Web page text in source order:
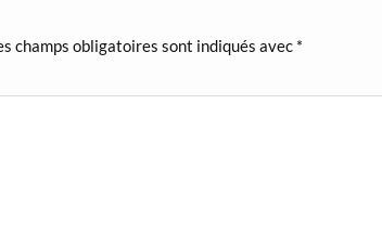
champs obligatoires sont indiqués avec *